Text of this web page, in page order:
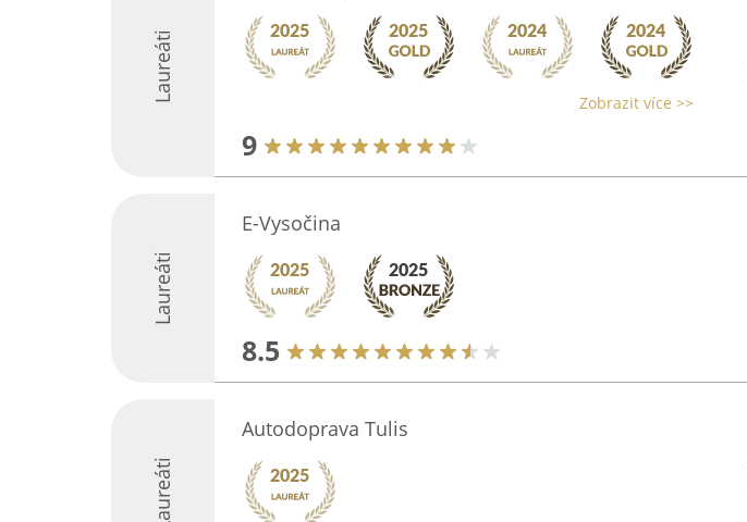
Laureáti Zobrazit více >>
9
Laureáti
E-Vysočina
8.5
Laureáti
Autodoprava Tulis